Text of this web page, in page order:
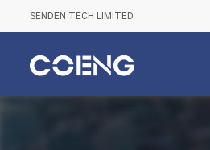
SENDEN TECH LIMITED